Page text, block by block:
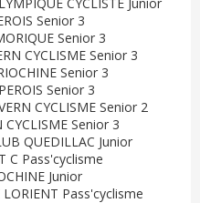
Senior 3
Senior 3
CYCLISME Senior 3
Senior 3
Senior 3
CYCLISME Senior 2
CYCLISME Senior 3
QUEDILLAC Junior
C Pass'cyclisme
Junior
LORIENT Pass'cyclisme